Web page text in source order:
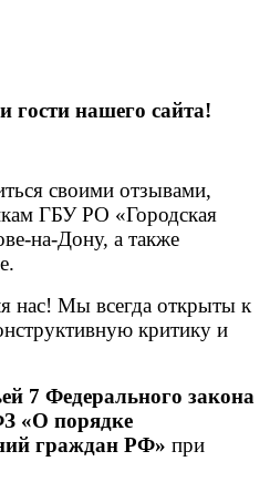
нашего сайта!
своими отзывами,
ГБУ РО «Городская
на-Дону, а также
нас! Мы всегда открыты к
критику и
7 Федерального закона
«О порядке
граждан РФ» при